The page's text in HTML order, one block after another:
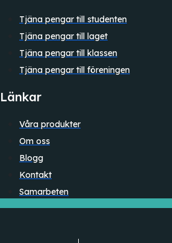
Tjäna pengar till studenten
Tjäna pengar till laget
Tjäna pengar till klassen
Tjäna pengar till föreningen
Länkar
Våra produkter
Om oss
Blogg
Kontakt
Samarbeten